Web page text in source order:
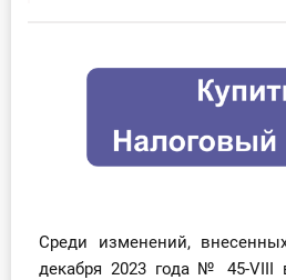
Справочник бухгалтера
Практика ИП
Среди изменений,
декабря 2023 года № 45-VIII